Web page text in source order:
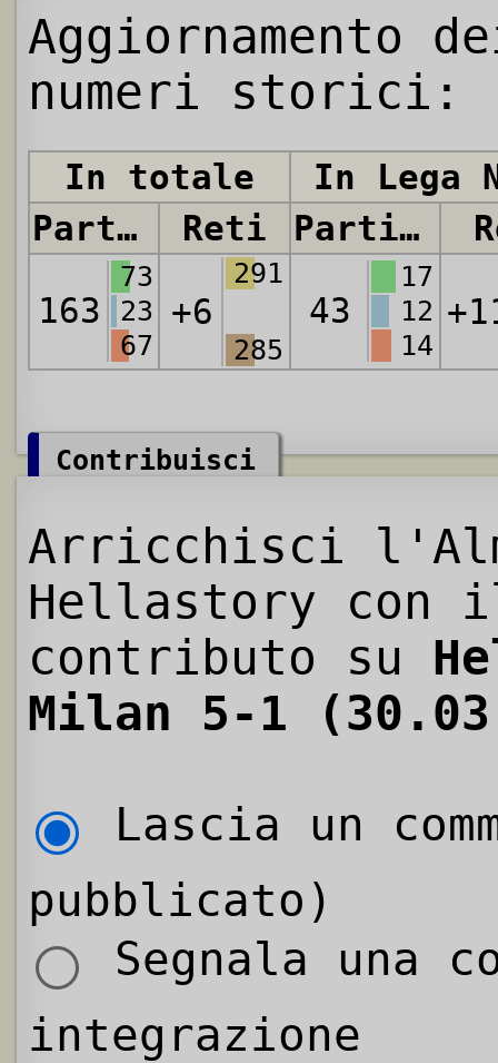
Aggiornamento
numeri storici:
In totale
In Lega
Partite
Reti Partite
163
73
23
67
+6
291
285
43
17
12
14
Contribuisci
Arricchisci
Hellastory con
contributo su
Milan 5-1
Lascia un
pubblicato)
Segnala una
integrazione